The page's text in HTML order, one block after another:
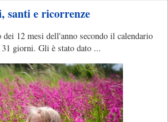
santi e ricorrenze
12 mesi dell'anno secondo il calendario
giorni. Gli è stato dato ...